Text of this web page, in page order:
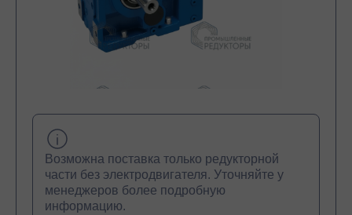
Возможна поставка только редукторной
части без электродвигателя. Уточняйте у
менеджеров более подробную
информацию.